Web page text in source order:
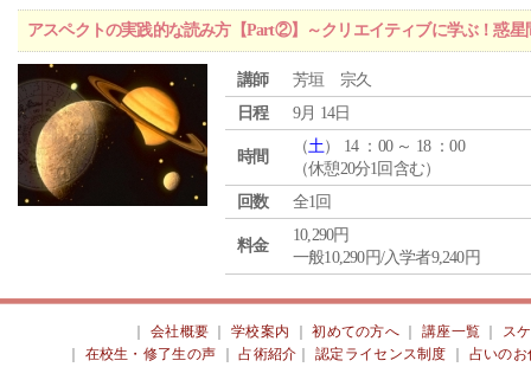
アスペクトの実践的な読み方【Part②】～クリエイティブに学ぶ！惑
講師
芳垣 宗久
日程
9月 14日
時間
（土） 14 ：00 ～ 18 ：00
（休憩20分1回含む）
回数
全1回
料金
10,290円
一般10,290円/入学者9,240円
会社概要 ｜学校案内 ｜初めての方へ 講座一覧
ス
在校生・修了生の声 ｜占術紹介 ｜認定ライセンス制度
占いのお